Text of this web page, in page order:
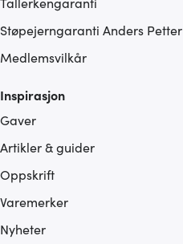
Støpejerngaranti Anders Petter
Medlemsvilkår
Inspirasjon
Gaver
Artikler & guider
Oppskrift
Varemerker
Nyheter